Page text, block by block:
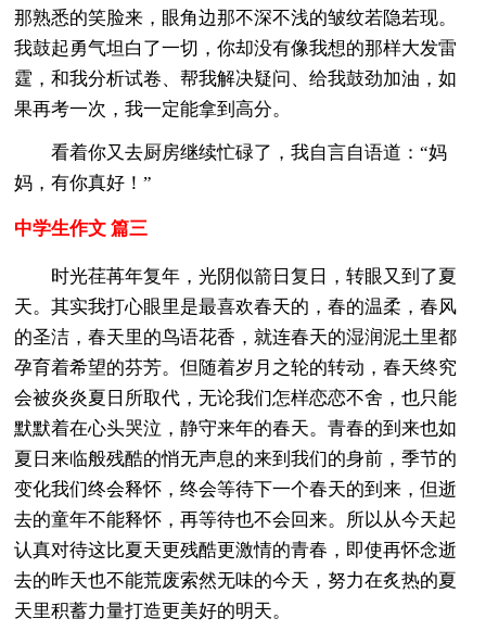
那熟悉的笑脸来，眼角边那不深不浅的皱纹若隐若现。
我鼓起勇气坦白了一切，你却没有像我想的那样大发雷
霆，和我分析试卷、帮我解决疑问、给我鼓劲加油，如
果再考一次，我一定能拿到高分。
看着你又去厨房继续忙碌了，我自言自语道：“妈
妈，有你真好！”
中学生作文 篇三
时光荏苒年复年，光阴似箭日复日，转眼又到了夏
天。其实我打心眼里是最喜欢春天的，春的温柔，春风
的圣洁，春天里的鸟语花香，就连春天的湿润泥土里都
孕育着希望的芬芳。但随着岁月之轮的转动，春天终究
会被炎炎夏日所取代，无论我们怎样恋恋不舍，也只能
默默着在心头哭泣，静守来年的春天。青春的到来也如
夏日来临般残酷的悄无声息的来到我们的身前，季节的
变化我们终会释怀，终会等待下一个春天的到来，但逝
去的童年不能释怀，再等待也不会回来。所以从今天起
认真对待这比夏天更残酷更激情的青春，即使再怀念逝
去的昨天也不能荒废索然无味的今天，努力在炙热的夏
天里积蓄力量打造更美好的明天。